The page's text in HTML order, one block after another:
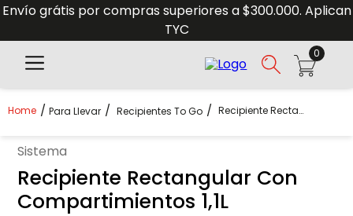
Envío grátis por compras superiores a $300.000. Aplican
TYC
0
Para Llevar Recipientes To Go Recipiente Rectangular Con Compartimientos 1,1L
sistema
Recipiente Rectangular Con
Compartimientos 1,1L